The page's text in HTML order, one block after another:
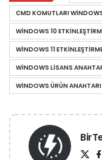
CMD KOMUTLARI
WINDOWS 10
WINDOWS 11
WINDOWS LISANS
WINDOWS ÜRÜN ANAHTARI